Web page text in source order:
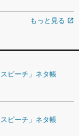
もっと見る open_in_new
ピーチ」ネタ帳
ピーチ」ネタ帳